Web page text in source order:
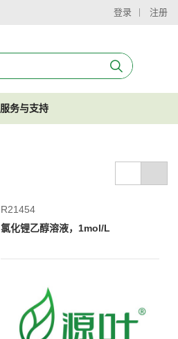
登录 注册
服务与支持
R21454
氯化锂乙醇溶液，1mol/L